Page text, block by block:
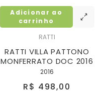
RATTI
RATTI VILLA PATTONO
MONFERRATO DOC 2016
2016
R$ 498,00
Adicionar ao
carrinho